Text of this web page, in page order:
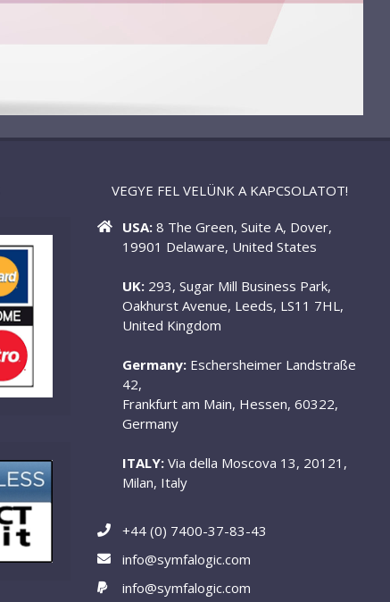
VEGYE FEL VELÜNK A KAPCSOLATOT!
USA: 8 The Green, Suite A, Dover,
19901 Delaware, United States
UK: 293, Sugar Mill Business Park,
Oakhurst Avenue, Leeds, LS11 7HL,
United Kingdom
Germany: Eschersheimer Landstraße
42,
Frankfurt am Main, Hessen, 60322,
Germany
ITALY: Via della Moscova 13, 20121,
Milan, Italy
+44 (0) 7400-37-83-43
info@symfalogic.com
info@symfalogic.com